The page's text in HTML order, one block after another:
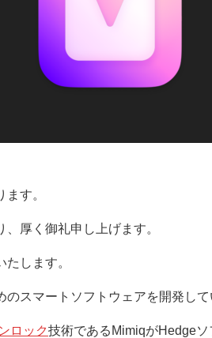
す。
厚く御礼申し上げます。
します。
スマートソフトウェアを開発して
ロック技術であるMimiqがHedge